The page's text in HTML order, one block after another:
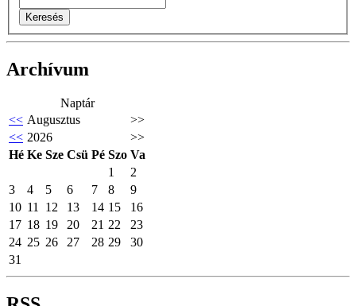
Archívum
Naptár
<< Augusztus
>>
<< 2026
>>
Hé Ke Sze Csü Pé Szo Va
1
2
3
4 5 6 7 8
9
10 11 12 13 14 15
16
17 18 19 20 21 22
23
24 25 26 27 28 29
30
31